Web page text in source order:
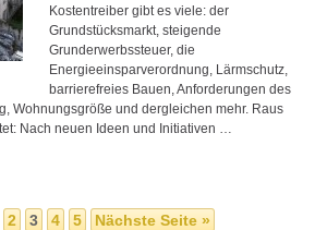
Kostentreiber gibt es viele: der
Grundstücksmarkt, steigende
Grunderwerbssteuer, die
Energieeinsparverordnung, Lärmschutz,
barrierefreies Bauen, Anforderungen des
Wohnungsgröße und dergleichen mehr. Raus
Nach neuen Ideen und Initiativen …
2 3 4 5 Nächste Seite »